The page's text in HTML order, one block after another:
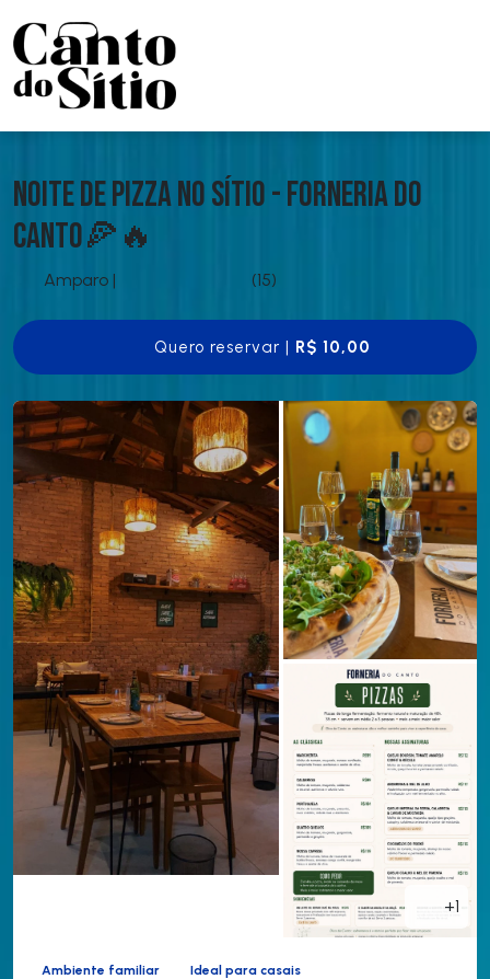
Noite de Pizza no Sítio - Forneria do
Canto🍕🔥
Amparo | (15)
Quero reservar | R$ 10,00
+1
Ambiente familiar Ideal para casais